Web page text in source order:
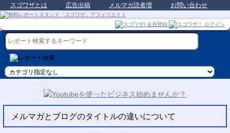
スゴワザとは 広告出稿 メルマガ読者増 お問い合わせ
メルマガとブログのタイトルの違いについて